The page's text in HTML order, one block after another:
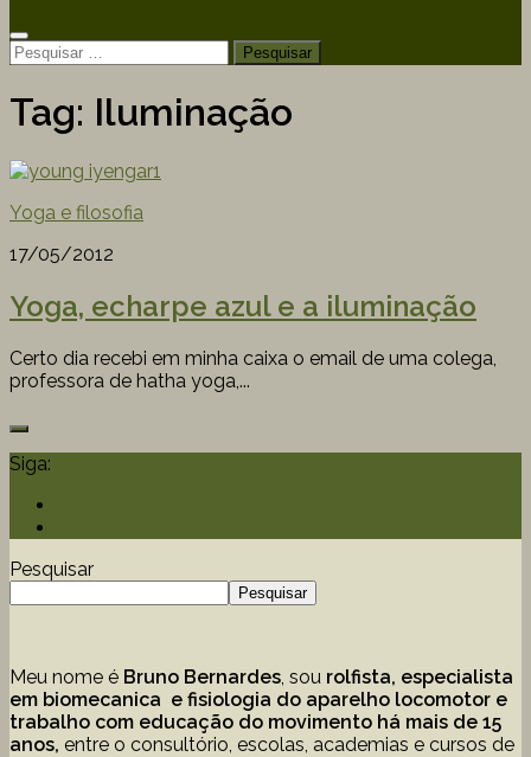
Tag: Iluminação
Yoga e filosofia
17/05/2012
Yoga, echarpe azul e a iluminação
Certo dia recebi em minha caixa o email de uma colega,
professora de hatha yoga,...
Siga:
Pesquisar
Pesquisar
Meu nome é Bruno Bernardes , sou rolfista, especialista
em biomecanica e fisiologia do aparelho locomotor e
trabalho com educação do movimento há mais de 15
anos, entre o consultório, escolas, academias e cursos de